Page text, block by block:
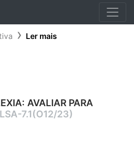
Ler mais
AVALIAR PARA
7.1(O12/23)